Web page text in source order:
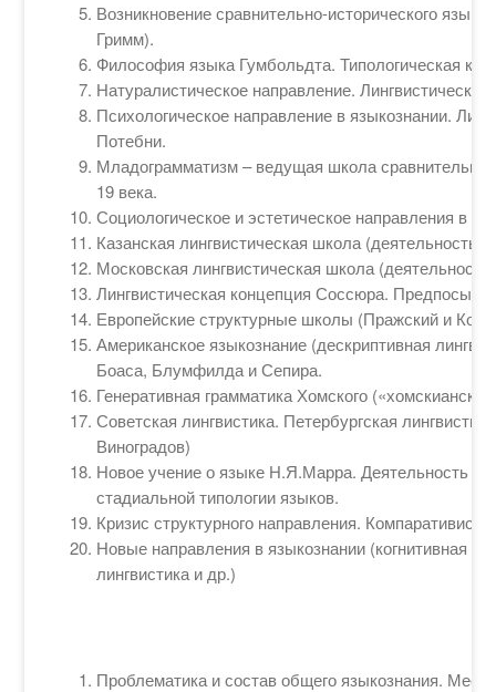
Возникновение сравнительно-исторического
Гримм).
Философия языка Гумбольдта. Типологическая
Натуралистическое направление.
Психологическое направление в языкознании.
Потебни.
Младограмматизм – ведущая школа сравнительно-
19 века.
Социологическое и эстетическое направления в
Казанская лингвистическая школа (деятельность
Московская лингвистическая школа
Лингвистическая концепция Соссюра.
Европейские структурные школы (Пражский и
Американское языкознание (дескриптивная
Боаса, Блумфилда и Сепира.
Генеративная грамматика Хомского
Советская лингвистика. Петербургская
Виноградов)
Новое учение о языке Н.Я.Марра. Деятельность
стадиальной типологии языков.
Кризис структурного направления.
Новые направления в языкознании (когнитивная
лингвистика и др.)
Проблематика и состав общего языкознания.